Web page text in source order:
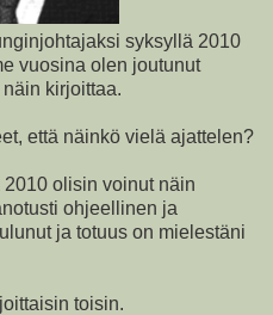
syksyllä 2010
vuosina olen joutunut
kirjoittaa.
että näinkö vielä ajattelen?
olisin voinut näin
ohjeellinen ja
ja totuus on mielestäni
toisin.